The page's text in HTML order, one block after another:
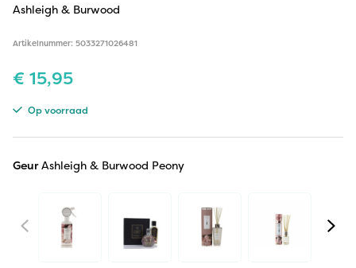
Ashleigh & Burwood
Artikelnummer: 5033271026481
€ 15,95
Op voorraad
GeurAshleigh & Burwood Peony